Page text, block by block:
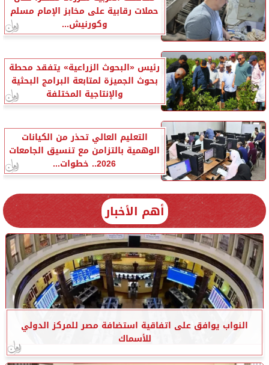
حملات رقابية على مخابز الإمام مسلم
وكورنيش...
رئيس «البحوث الزراعية» يتفقد محطة
بحوث الجميزة لمتابعة البرامج البحثية
والإنتاجية المختلفة
التعليم العالي تحذر من الكيانات
الوهمية بالتزامن مع تنسيق الجامعات
2026.. خطوات...
أهم الأخبار
النواب يوافق على اتفاقية استضافة مصر للمركز الدولي
للأسماك